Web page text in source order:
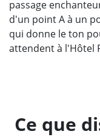
passage
d'un point A à un
qui donne le ton
attendent à l'Hôtel
Ce que